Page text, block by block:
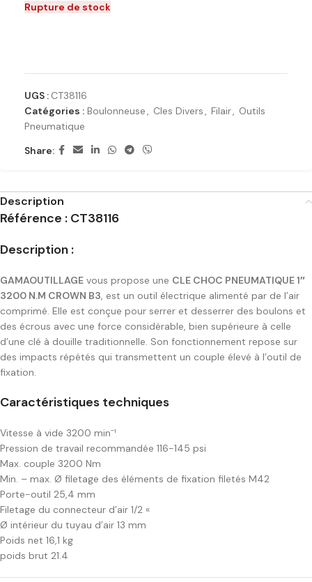
Rupture de stock
UGS : CT38116
Catégories : Boulonneuse, Cles Divers, Filair, Outils
Pneumatique
Share:
Description
Référence : CT38116
Description :
GAMAOUTILLAGE vous propose une CLE CHOC PNEUMATIQUE 1″
3200 N.M CROWN B3, est un outil électrique alimenté par de l’air
comprimé. Elle est conçue pour serrer et desserrer des boulons et
des écrous avec une force considérable, bien supérieure à celle
d’une clé à douille traditionnelle. Son fonctionnement repose sur
des impacts répétés qui transmettent un couple élevé à l’outil de
fixation.
Caractéristiques techniques
Vitesse à vide 3200 minˉ¹
Pression de travail recommandée 116-145 psi
Max. couple 3200 Nm
Min. – max. Ø filetage des éléments de fixation filetés M42
Porte-outil 25,4 mm
Filetage du connecteur d’air 1/2 «
Ø intérieur du tuyau d’air 13 mm
Poids net 16,1 kg
poids brut 21.4